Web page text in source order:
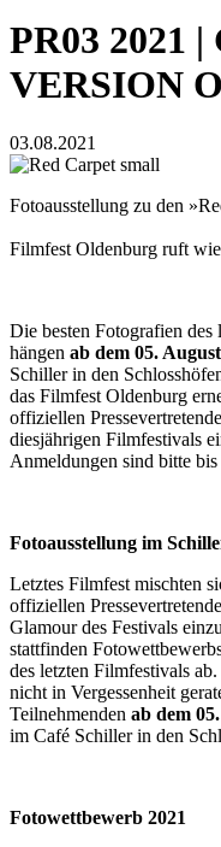
PR03 2021
VERSION
03.08.2021
Fotoausstellung zu den
Filmfest Oldenburg ruft
Die besten Fotografien
hängen ab dem 05.
Schiller in den
das Filmfest Oldenburg
offiziellen
diesjährigen Filmfestivals
Anmeldungen sind bitte
Fotoausstellung im
Letztes Filmfest mischten
offiziellen
Glamour des Festivals
stattfinden
des letzten Filmfestivals
nicht in Vergessenheit
Teilnehmenden ab dem
im Café Schiller in den
Fotowettbewerb 2021